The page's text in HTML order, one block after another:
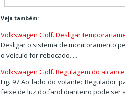
Veja também:
Volkswagen Golf. Desligar
Desligar o sistema de monitoramento
o veículo for rebocado. ...
Volkswagen Golf. Regulagem do
Fig. 97 Ao lado do volante: Regulador
feixe de luz do farol dianteiro pode ser